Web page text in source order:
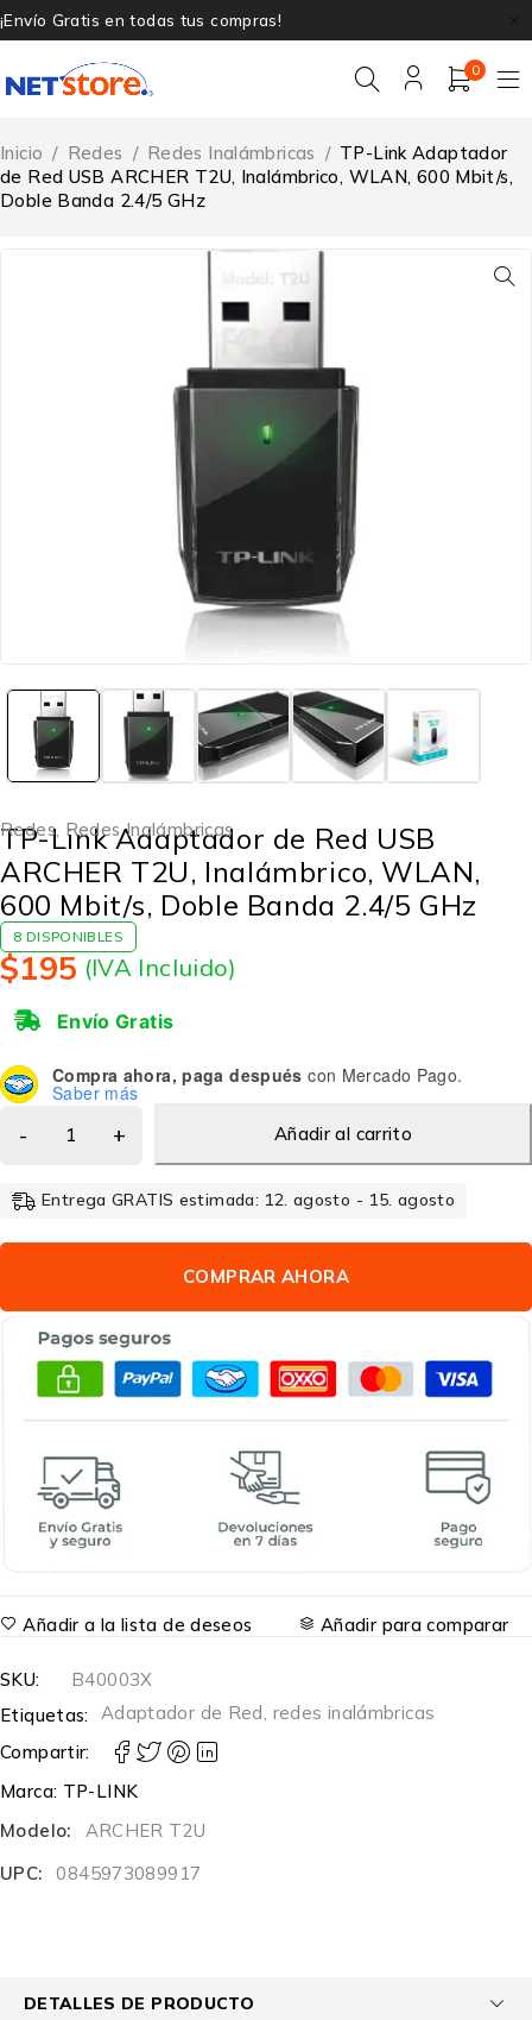
¡Envío Gratis en todas tus compras!
0
Inicio / Redes / Redes Inalámbricas / TP-Link Adaptador
de Red USB ARCHER T2U, Inalámbrico, WLAN, 600 Mbit/s,
Doble Banda 2.4/5 GHz
Redes, Redes Inalámbricas
TP-Link Adaptador de Red USB
ARCHER T2U, Inalámbrico, WLAN,
600 Mbit/s, Doble Banda 2.4/5 GHz
8 DISPONIBLES
$195 (IVA Incluido)
Envío Gratis
Compra ahora, paga después con Mercado Pago.
Saber más
Añadir al carrito
Entrega GRATIS estimada: 12. agosto - 15. agosto
COMPRAR AHORA
Añadir a la lista de deseos Añadir para comparar
SKU:
B40003X
Etiquetas: Adaptador de Red, redes inalámbricas
Compartir:
Marca: TP-LINK
Modelo:
ARCHER T2U
UPC:
0845973089917
DETALLES DE PRODUCTO